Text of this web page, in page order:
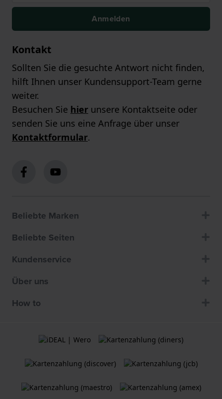
Anmelden
Kontakt
Sollten Sie die gesuchte Antwort nicht finden,
hilft Ihnen unser Kundensupport-Team gerne
weiter.
Besuchen Sie hier unsere Kontaktseite oder
senden Sie uns eine Anfrage über unser
Kontaktformular.
Beliebte Marken
Beliebte Seiten
Kundenservice
Über uns
How to